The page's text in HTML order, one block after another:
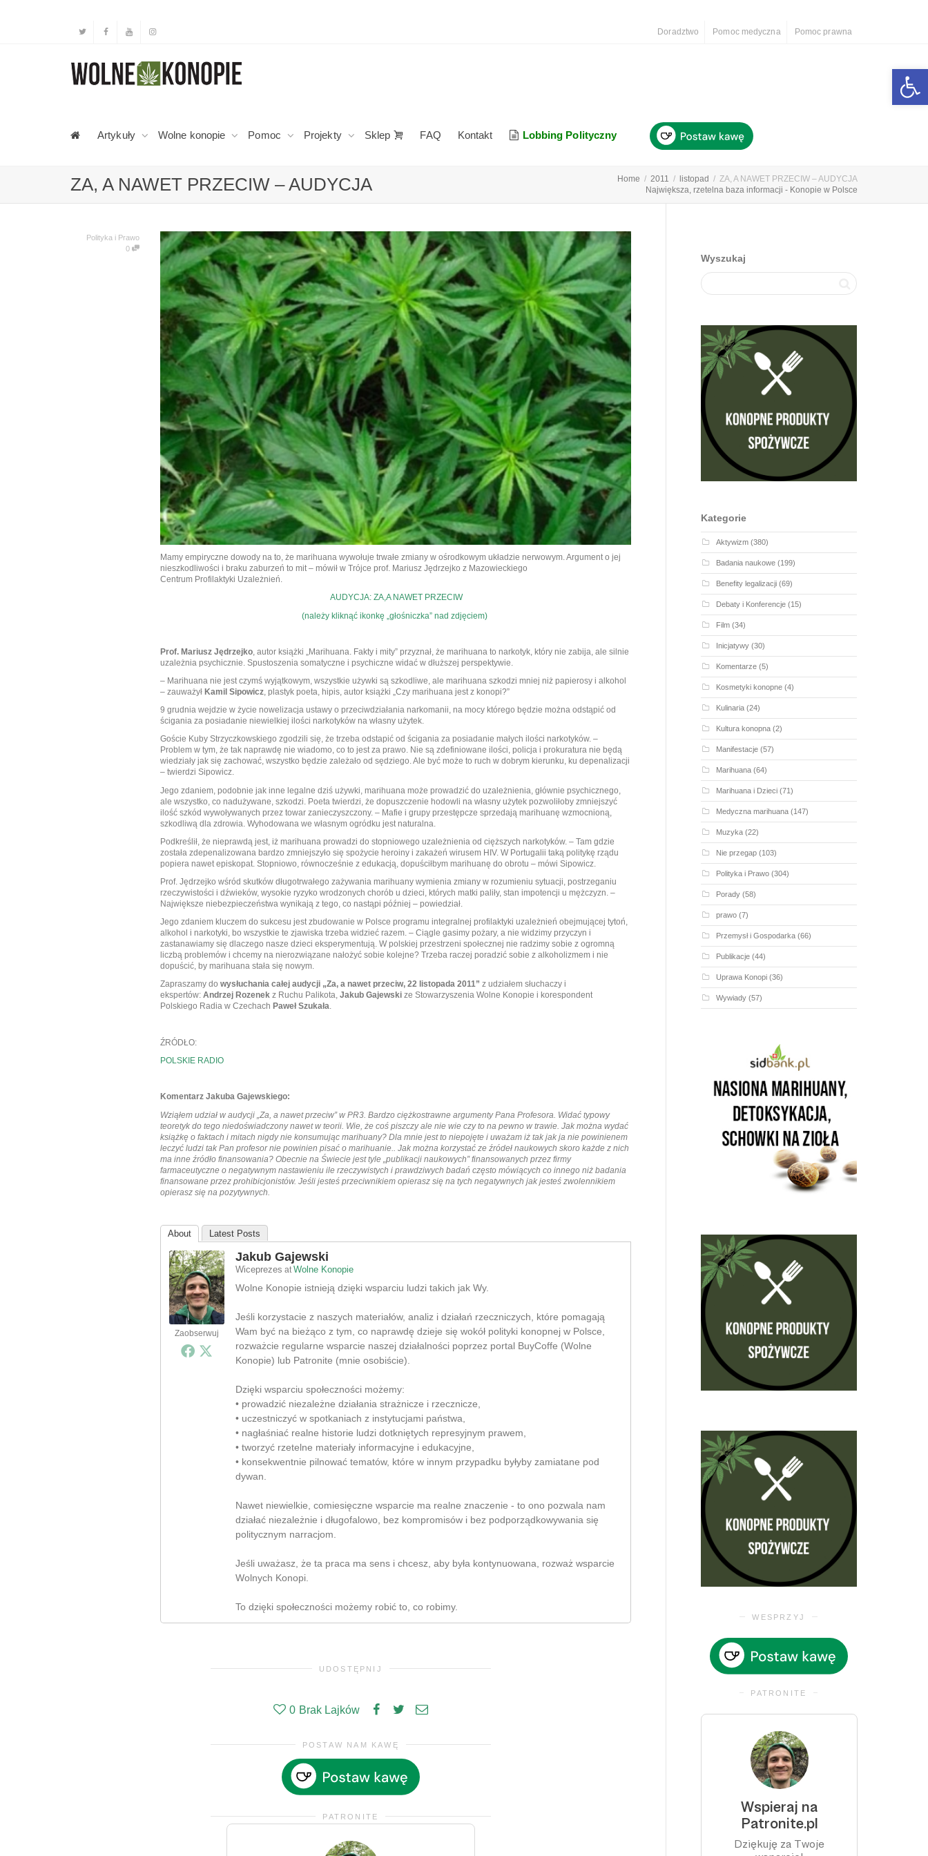
Doradztwo Pomoc medyczna Pomoc prawna
Artykuły Wolne konopie Pomoc Projekty Sklep FAQ Kontakt Lobbing Polityczny
ZA, A NAWET PRZECIW – AUDYCJA Home 2011 listopad
ZA, A NAWET PRZECIW – AUDYCJA
Największa, rzetelna baza informacji - Konopie w Polsce
Polityka i Prawo
0
Mamy empiryczne dowody na to, że marihuana wywołuje trwałe zmiany w ośrodkowym układzie nerwowym. Argument o jej
nieszkodliwości i braku zaburzeń to mit – mówił w Trójce prof. Mariusz Jędrzejko z Mazowieckiego
Centrum Profilaktyki Uzależnień.
AUDYCJA: ZA,A NAWET PRZECIW
(należy kliknąć ikonkę „głośniczka” nad zdjęciem)
Prof. Mariusz Jędrzejko, autor książki „Marihuana. Fakty i mity” przyznał, że marihuana to narkotyk, który nie zabija, ale silnie
uzależnia psychicznie. Spustoszenia somatyczne i psychiczne widać w dłuższej perspektywie.
– Marihuana nie jest czymś wyjątkowym, wszystkie używki są szkodliwe, ale marihuana szkodzi mniej niż papierosy i alkohol
– zauważył Kamil Sipowicz, plastyk poeta, hipis, autor książki „Czy marihuana jest z konopi?”
9 grudnia wejdzie w życie nowelizacja ustawy o przeciwdziałania narkomanii, na mocy którego będzie można odstąpić od
ścigania za posiadanie niewielkiej ilości narkotyków na własny użytek.
Goście Kuby Strzyczkowskiego zgodzili się, że trzeba odstapić od ścigania za posiadanie małych ilości narkotyków. –
Problem w tym, że tak naprawdę nie wiadomo, co to jest za prawo. Nie są zdefiniowane ilości, policja i prokuratura nie będą
wiedziały jak się zachować, wszystko będzie zależało od sędziego. Ale być może to ruch w dobrym kierunku, ku depenalizacji
– twierdzi Sipowicz.
Jego zdaniem, podobnie jak inne legalne dziś używki, marihuana może prowadzić do uzależnienia, głównie psychicznego,
ale wszystko, co nadużywane, szkodzi. Poeta twierdzi, że dopuszczenie hodowli na własny użytek pozwoliłoby zmniejszyć
ilość szkód wywoływanych przez towar zanieczyszczony. – Mafie i grupy przestępcze sprzedają marihuanę wzmocnioną,
szkodliwą dla zdrowia. Wyhodowana we własnym ogródku jest naturalna.
Podkreślił, że nieprawdą jest, iż marihuana prowadzi do stopniowego uzależnienia od cięższych narkotyków. – Tam gdzie
została zdepenalizowana bardzo zmniejszyło się spożycie heroiny i zakażeń wirusem HIV. W Portugalii taką politykę rządu
popiera nawet episkopat. Stopniowo, równocześnie z edukacją, dopuściłbym marihuanę do obrotu – mówi Sipowicz.
Prof. Jędrzejko wśród skutków długotrwałego zażywania marihuany wymienia zmiany w rozumieniu sytuacji, postrzeganiu
rzeczywistości i dźwieków, wysokie ryzyko wrodzonych chorób u dzieci, których matki paliły, stan impotencji u mężczyzn. –
Największe niebezpieczeństwa wynikają z tego, co nastąpi później – powiedział.
Jego zdaniem kluczem do sukcesu jest zbudowanie w Polsce programu integralnej profilaktyki uzależnień obejmującej tytoń,
alkohol i narkotyki, bo wszystkie te zjawiska trzeba widzieć razem. – Ciągle gasimy pożary, a nie widzimy przyczyn i
zastanawiamy się dlaczego nasze dzieci eksperymentują. W polskiej przestrzeni społecznej nie radzimy sobie z ogromną
liczbą problemów i chcemy na nierozwiązane nałożyć sobie kolejne? Trzeba raczej poradzić sobie z alkoholizmem i nie
dopuścić, by marihuana stała się nowym.
Zapraszamy do wysłuchania całej audycji „Za, a nawet przeciw, 22 listopada 2011” z udziałem słuchaczy i
ekspertów: Andrzej Rozenek z Ruchu Palikota, Jakub Gajewski ze Stowarzyszenia Wolne Konopie i korespondent
Polskiego Radia w Czechach Paweł Szukała.
ŹRÓDŁO:
POLSKIE RADIO
Komentarz Jakuba Gajewskiego:
Wziąłem udział w audycji „Za, a nawet przeciw” w PR3. Bardzo ciężkostrawne argumenty Pana Profesora. Widać typowy
teoretyk do tego niedoświadczony nawet w teorii. Wie, że coś piszczy ale nie wie czy to na pewno w trawie. Jak można wydać
książkę o faktach i mitach nigdy nie konsumując marihuany? Dla mnie jest to niepojęte i uważam iż tak jak ja nie powinienem
leczyć ludzi tak Pan profesor nie powinien pisać o marihuanie.. Jak można korzystać ze źródeł naukowych skoro każde z nich
ma inne źródło finansowania? Obecnie na Świecie jest tyle „publikacji naukowych” finansowanych przez firmy
farmaceutyczne o negatywnym nastawieniu ile rzeczywistych i prawdziwych badań często mówiących co innego niż badania
finansowane przez prohibicjonistów. Jeśli jesteś przeciwnikiem opierasz się na tych negatywnych jak jesteś zwolennikiem
opierasz się na pozytywnych.
About Latest Posts
Zaobserwuj
Jakub Gajewski
Wiceprezes at Wolne Konopie
Wolne Konopie istnieją dzięki wsparciu ludzi takich jak Wy.
Jeśli korzystacie z naszych materiałów, analiz i działań rzeczniczych, które pomagają
Wam być na bieżąco z tym, co naprawdę dzieje się wokół polityki konopnej w Polsce,
rozważcie regularne wsparcie naszej działalności poprzez portal BuyCoffe (Wolne
Konopie) lub Patronite (mnie osobiście).
Dzięki wsparciu społeczności możemy:
• prowadzić niezależne działania strażnicze i rzecznicze,
• uczestniczyć w spotkaniach z instytucjami państwa,
• nagłaśniać realne historie ludzi dotkniętych represyjnym prawem,
• tworzyć rzetelne materiały informacyjne i edukacyjne,
• konsekwentnie pilnować tematów, które w innym przypadku byłyby zamiatane pod
dywan.
Nawet niewielkie, comiesięczne wsparcie ma realne znaczenie - to ono pozwala nam
działać niezależnie i długofalowo, bez kompromisów i bez podporządkowywania się
politycznym narracjom.
Jeśli uważasz, że ta praca ma sens i chcesz, aby była kontynuowana, rozważ wsparcie
Wolnych Konopi.
To dzięki społeczności możemy robić to, co robimy.
UDOSTĘPNIJ
0 Brak Lajków
POSTAW NAM KAWĘ
PATRONITE
Wyszukaj
Kategorie
Aktywizm(380)
Badania naukowe(199)
Benefity legalizacji(69)
Debaty i Konferencje(15)
Film(34)
Inicjatywy(30)
Komentarze(5)
Kosmetyki konopne(4)
Kulinaria(24)
Kultura konopna(2)
Manifestacje(57)
Marihuana(64)
Marihuana i Dzieci(71)
Medyczna marihuana(147)
Muzyka(22)
Nie przegap(103)
Polityka i Prawo(304)
Porady(58)
prawo(7)
Przemysł i Gospodarka(66)
Publikacje(44)
Uprawa Konopi(36)
Wywiady(57)
WESPRZYJ
PATRONITE